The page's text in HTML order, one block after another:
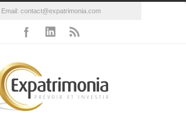
Email: contact@expatrimonia.com